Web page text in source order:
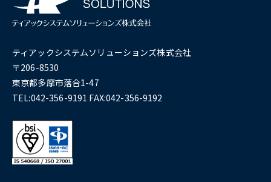
ティアックシステムソリューションズ株式会社
〒206-8530
東京都多摩市落合1-47
TEL:042-356-9191 FAX:042-356-9192